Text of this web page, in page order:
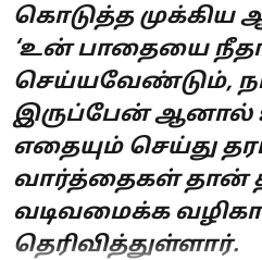
கொடுத்த
‘உன் பாதையை
செய்யவேண்டும்,
இருப்பேன் ஆனால்
எதையும் செய்து
வார்த்தைகள் தான்
வடிவமைக்க
தெரிவித்துள்ளார்.